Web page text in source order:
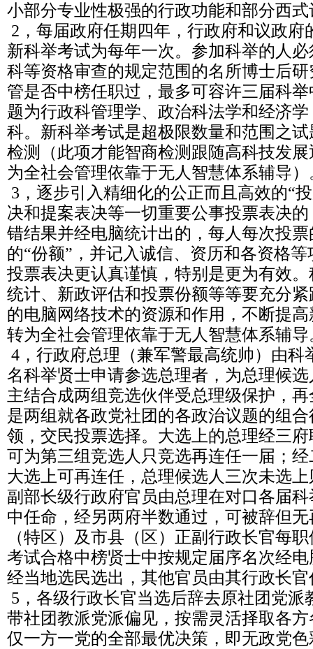
小部分专业性极强的行政功能和部分西
2，每届政府任期四年，行政府和议政府
新科举考试为每年一次。参加科举的人
科等资格审查的规定范围的名所博士后
管是否中榜任职过，最多可容许三届科
题为行政科管理学、政治科法学和经济
科。新科举考试是超极限数量和范围之
检测（此项才能智商检测跟随高科技发
为全社会管理依靠于无人智慧体系辅导）
3，逐步引入精细化的公正而且高效的“
决和提案表决等一切重要公事投票表决
错结果并经电脑统计出的，每人每次投
的“份额”，并记入诚信、资历和各资格
投票表决更认真谨慎，特别是更为有效
统计、新政评估和投票份额等等要充分
的电脑网络技术的资源和作用，不断提
转为全社会管理依靠于无人智慧体系辅导
4，行政府总理（兼军警最高统帅）由科
名科举贤士申请参选总理者，为总理候
主结合成两组竞选伙伴受总理级保护，
是两组就各政党社团的各政治议题的组
领，交民投票选择。大选上的总理经三
可为第三组竞选人只竞选再连任一届；
大选上可再连任，总理候选人三次未选
副部长级行政府官员由总理在对口各届
中任命，经另两府半数通过，可被辞但
（特区）及市县（区）正副行政长官每
考试合格中榜贤士中按规定届序名次经
经当地选民选出，其他官员由其行政长官
5，各级行政长官当选后辞去原社团党派
带社团教派党派偏见，按需灵活择取各
仅一方一党的全部最优决策，即无政党